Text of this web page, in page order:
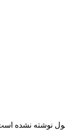
نوشته نشده